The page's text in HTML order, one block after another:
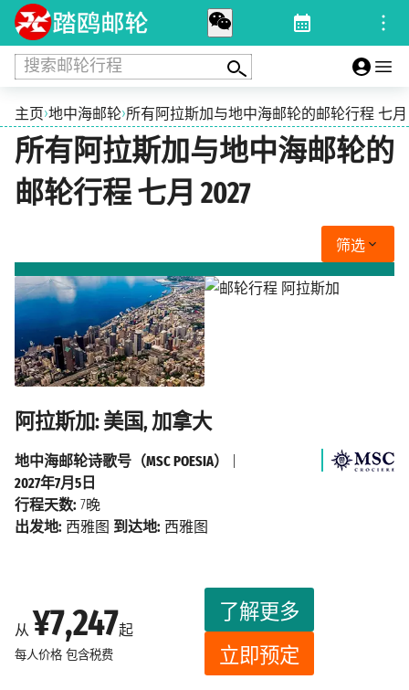
搜索邮轮行程
主页›地中海邮轮›所有阿拉斯加与地中海邮轮的邮轮行程 七月
所有阿拉斯加与地中海邮轮的
邮轮行程 七月 2027
筛选
阿拉斯加: 美国, 加拿大
从 ¥7,247起
每人价格 包含税费
了解更多
立即预定
地中海邮轮诗歌号（MSC POESIA）
2027年7月5日
行程天数: 7晚
出发地: 西雅图 到达地: 西雅图